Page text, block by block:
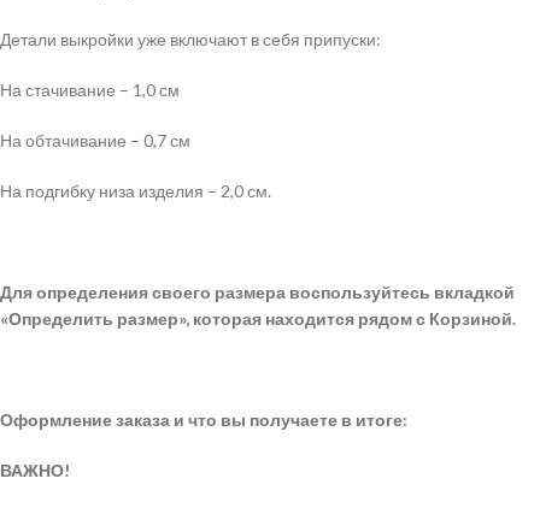
Детали выкройки уже включают в себя припуски:
На стачивание – 1,0 см
На обтачивание – 0,7 см
На подгибку низа изделия – 2,0 см.
Для определения своего размера воспользуйтесь вкладкой
«Определить размер», которая находится рядом с Корзиной.
Оформление заказа и что вы получаете в итоге:
ВАЖНО!